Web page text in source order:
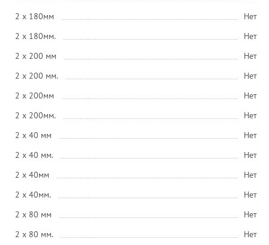
2 x 180мм
Нет
2 x 180мм.
Нет
2 x 200 мм
Нет
2 x 200 мм.
Нет
2 x 200мм
Нет
2 x 200мм.
Нет
2 x 40 мм
Нет
2 x 40 мм.
Нет
2 x 40мм
Нет
2 x 40мм.
Нет
2 x 80 мм
Нет
2 x 80 мм.
Нет